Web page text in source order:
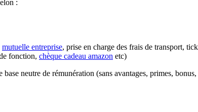
:
mutuelle entreprise, prise en charge des frais de transport,
fonction, chèque cadeau amazon etc)
neutre de rémunération (sans avantages, primes,